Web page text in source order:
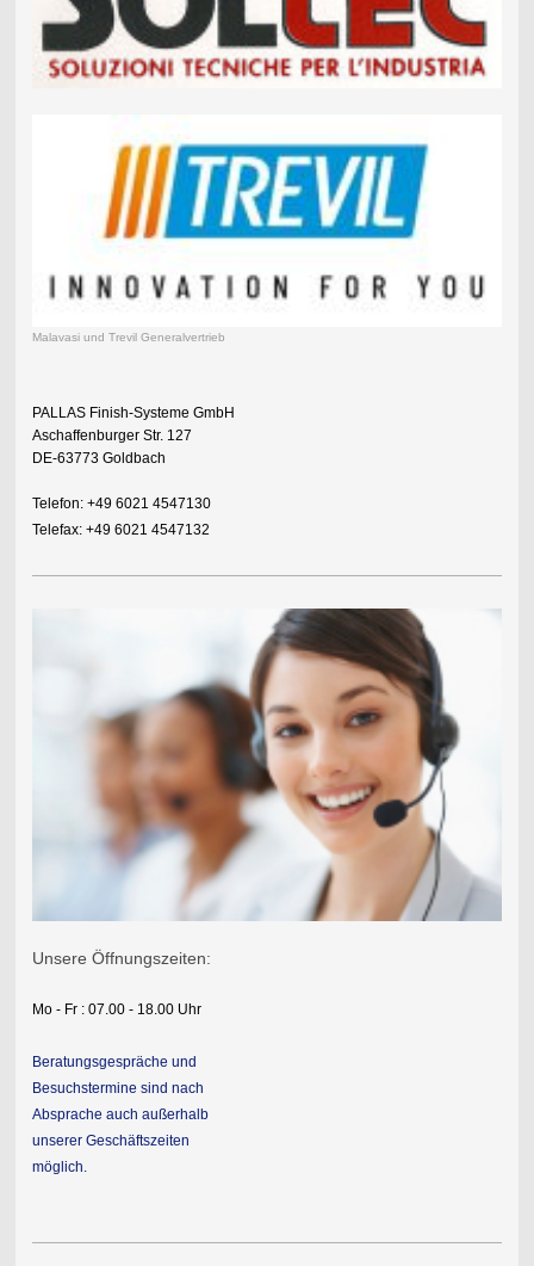
Malavasi und Trevil Generalvertrieb
PALLAS Finish-Systeme GmbH
Aschaffenburger Str. 127
DE-63773 Goldbach
Telefon: +49 6021 4547130
Telefax: +49 6021 4547132
Unsere Öffnungszeiten:
Mo - Fr : 07.00 - 18.00 Uhr
Beratungsgespräche und
Besuchstermine sind nach
Absprache auch außerhalb
unserer Geschäftszeiten
möglich.